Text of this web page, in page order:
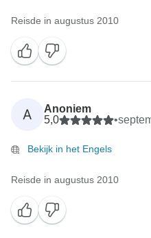
Reisde in augustus 2010
A
Anoniem
5,0
•
Bekijk in het Engels
Reisde in augustus 2010